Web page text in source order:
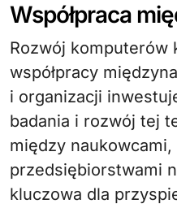
Współpraca
Rozwój komputerów
współpracy
i organizacji
badania i rozwój tej
między
przedsiębiorstwami
kluczowa dla